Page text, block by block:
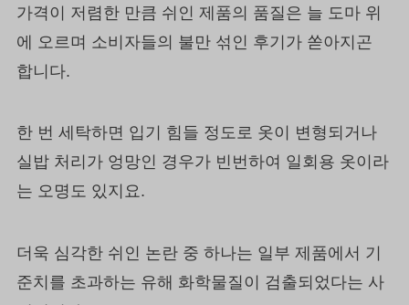
가격이 저렴한 만큼 쉬인 제품의 품질은 늘 도마 위
에 오르며 소비자들의 불만 섞인 후기가 쏟아지곤
합니다.
한 번 세탁하면 입기 힘들 정도로 옷이 변형되거나
실밥 처리가 엉망인 경우가 빈번하여 일회용 옷이라
는 오명도 있지요.
더욱 심각한 쉬인 논란 중 하나는 일부 제품에서 기
준치를 초과하는 유해 화학물질이 검출되었다는 사